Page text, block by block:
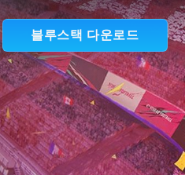
블루스택 다운로드